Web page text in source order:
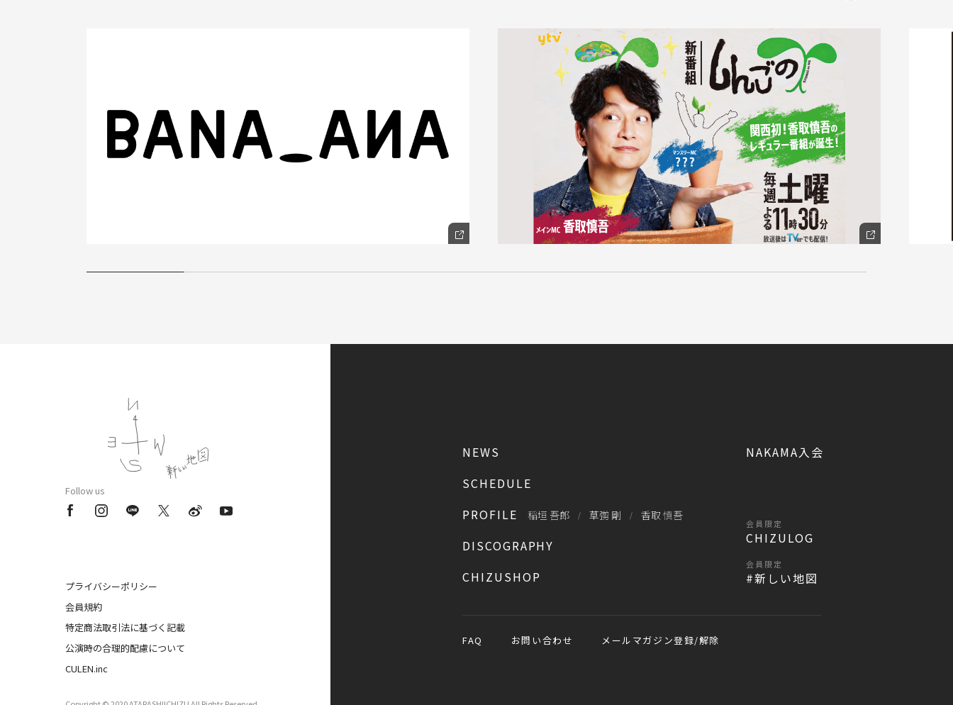
NEWS
SCHEDULE
PROFILE
稲垣 吾郎 草彅 剛 香取 慎吾
DISCOGRAPHY
CHIZUSHOP
NAKAMA入会
会員限定
CHIZULOG
会員限定
#新しい地図
FAQ お問い合わせ メールマガジン登録/解除
Follow us
プライバシーポリシー
会員規約
特定商法取引法に基づく記載
公演時の合理的配慮について
CULEN.inc